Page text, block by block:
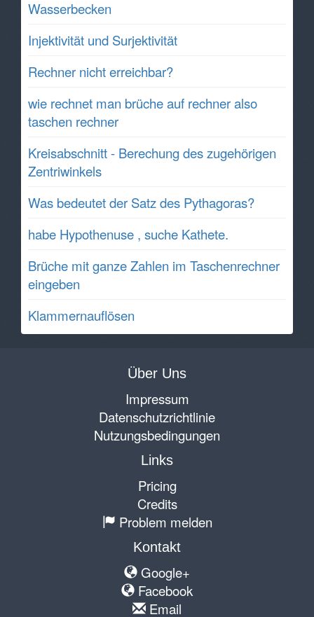
Wasserbecken
Injektivität und Surjektivität
Rechner nicht erreichbar?
wie rechnet man brüche auf rechner also
taschen rechner
Kreisabschnitt - Berechung des zugehörigen
Zentriwinkels
Was bedeutet der Satz des Pythagoras?
habe Hypothenuse , suche Kathete.
Brüche mit ganze Zahlen im Taschenrechner
eingeben
Klammernauflösen
Über Uns
Impressum
Datenschutzrichtlinie
Nutzungsbedingungen
Links
Pricing
Credits
Problem melden
Kontakt
Google+
Facebook
Email